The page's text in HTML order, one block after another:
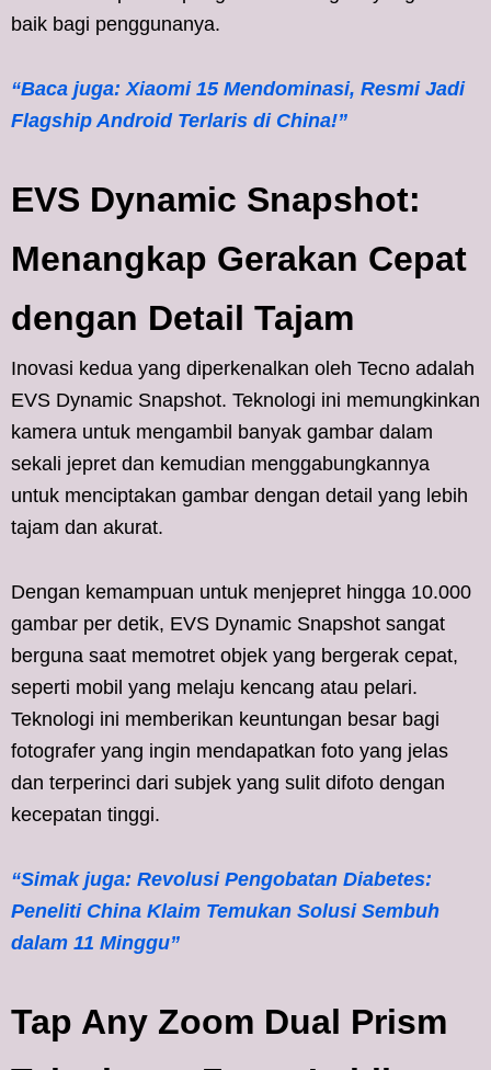
baik bagi penggunanya.
“Baca juga: Xiaomi 15 Mendominasi, Resmi Jadi
Flagship Android Terlaris di China!”
EVS Dynamic Snapshot:
Menangkap Gerakan Cepat
dengan Detail Tajam
Inovasi kedua yang diperkenalkan oleh Tecno adalah
EVS Dynamic Snapshot. Teknologi ini memungkinkan
kamera untuk mengambil banyak gambar dalam
sekali jepret dan kemudian menggabungkannya
untuk menciptakan gambar dengan detail yang lebih
tajam dan akurat.
Dengan kemampuan untuk menjepret hingga 10.000
gambar per detik, EVS Dynamic Snapshot sangat
berguna saat memotret objek yang bergerak cepat,
seperti mobil yang melaju kencang atau pelari.
Teknologi ini memberikan keuntungan besar bagi
fotografer yang ingin mendapatkan foto yang jelas
dan terperinci dari subjek yang sulit difoto dengan
kecepatan tinggi.
“Simak juga: Revolusi Pengobatan Diabetes:
Peneliti China Klaim Temukan Solusi Sembuh
dalam 11 Minggu”
Tap Any Zoom Dual Prism